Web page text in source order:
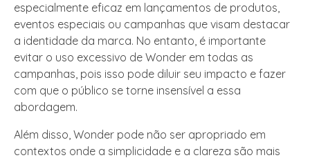
especialmente eficaz em lançamentos de produtos,
eventos especiais ou campanhas que visam destacar
a identidade da marca. No entanto, é importante
evitar o uso excessivo de Wonder em todas as
campanhas, pois isso pode diluir seu impacto e fazer
com que o público se torne insensível a essa
abordagem.
Além disso, Wonder pode não ser apropriado em
contextos onde a simplicidade e a clareza são mais